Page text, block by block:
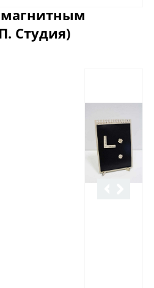
магнитным
Студия)